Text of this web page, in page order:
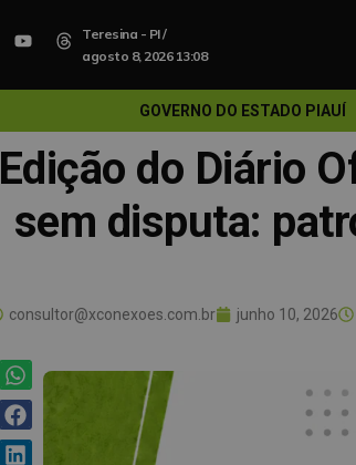
Teresina - PI /
agosto 8, 2026 13:08
GOVERNO DO ESTADO PIAUÍ
Edição do Diário
sem disputa:
consultor@xconexoes.com.br junho 10, 2026